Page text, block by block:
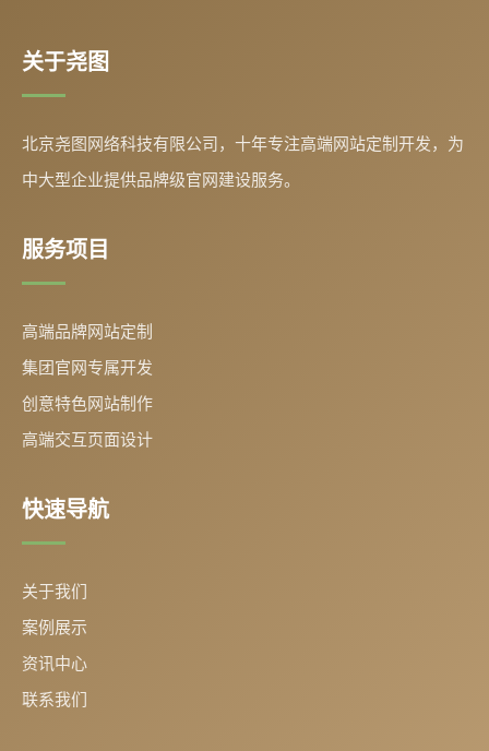
关于尧图
北京尧图网络科技有限公司，十年专注高端网站定制开发，为
中大型企业提供品牌级官网建设服务。
服务项目
高端品牌网站定制
集团官网专属开发
创意特色网站制作
高端交互页面设计
快速导航
关于我们
案例展示
资讯中心
联系我们